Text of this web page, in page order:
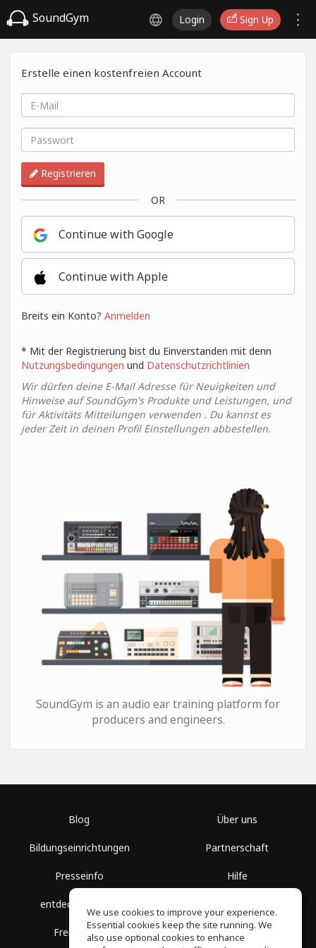
SoundGym Login Sign Up
Erstelle einen kostenfreien Account
Registrieren
OR
Continue with Google
Continue with Apple
Breits ein Konto? Anmelden
* Mit der Registrierung bist du Einverstanden mit denn
Nutzungsbedingungen und Datenschutzrichtlinien
Wir dürfen deine E-Mail Adresse für Neuigkeiten und
Hinweise auf SoundGym's Produkte und Leistungen, und
für Aktivitäts Mitteilungen verwenden . Du kannst es
jeder Zeit in deinen Profil Einstellungen abbestellen.
SoundGym is an audio ear training platform for
producers and engineers.
Blog
Bildungseinrichtungen
Presseinfo
entdecke Räume
Freie Kurse
Über uns
Partnerschaft
Hilfe
Datenschutz
We use cookies to improve your experience.
Essential cookies keep the site running. We
also use optional cookies to enhance